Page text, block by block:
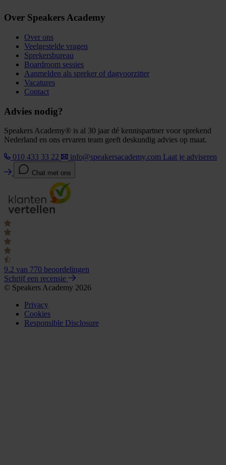
Over Speakers Academy
Over ons
Veelgestelde vragen
Sprekersbureau
Boardroom sessies
Aanmelden als spreker of dagvoorzitter
Vacatures
Contact
Advies nodig?
Speakers Academy® is al 30 jaar dé kennispartner voor sprekend
Nederland en ons ervaren team geeft deskundig advies op maat.
010 433 33 22
info@speakersacademy.com Laat je adviseren
Chat met ons
9.2 van 770 beoordelingen
Schrijf een recensie
© Speakers Academy 2026
Privacy
Cookies
Responsible Disclosure